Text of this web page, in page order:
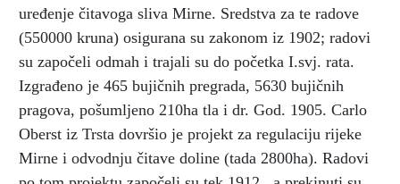
uređenje čitavoga sliva Mirne. Sredstva za te radove
(550000 kruna) osigurana su zakonom iz 1902; radovi
su započeli odmah i trajali su do početka I.svj. rata.
Izgrađeno je 465 bujičnih pregrada, 5630 bujičnih
pragova, pošumljeno 210ha tla i dr. God. 1905. Carlo
Oberst iz Trsta dovršio je projekt za regulaciju rijeke
Mirne i odvodnju čitave doline (tada 2800ha). Radovi